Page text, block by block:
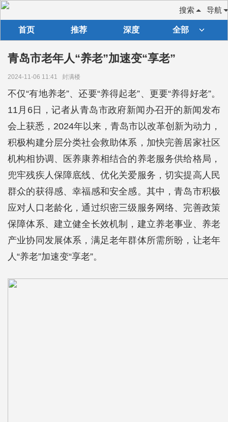
导航
搜索
首页 推荐 深度 全部
青岛市老年人“养老”加速变“享老”
2024-11-06 11:41 封满楼
不仅“有地养老”、还要“养得起老”、更要“养得好老”。
11月6日，记者从青岛市政府新闻办召开的新闻发布
会上获悉，2024年以来，青岛市以改革创新为动力，
积极构建分层分类社会救助体系，加快完善居家社区
机构相协调、医养康养相结合的养老服务供给格局，
兜牢残疾人保障底线、优化关爱服务，切实提高人民
群众的获得感、幸福感和安全感。其中，青岛市积极
应对人口老龄化，通过织密三级服务网络、完善政策
保障体系、建立健全长效机制，建立养老事业、养老
产业协同发展体系，满足老年群体所需所盼，让老年
人“养老”加速变“享老”。